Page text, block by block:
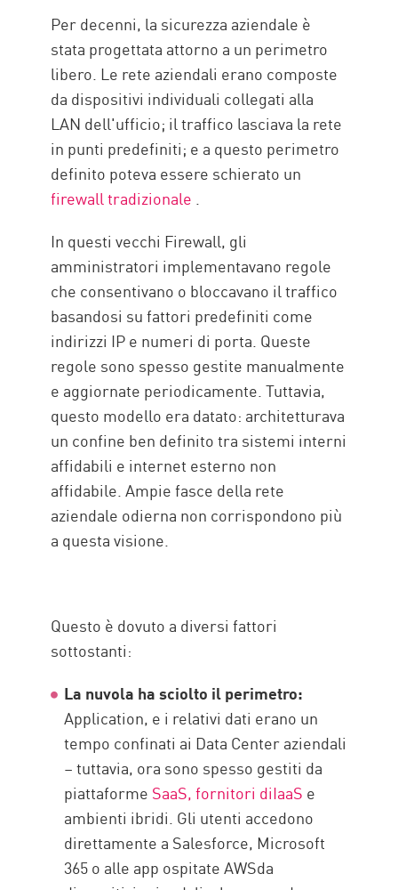
Per decenni, la sicurezza aziendale è
stata progettata attorno a un perimetro
libero. Le rete aziendali erano composte
da dispositivi individuali collegati alla
LAN dell'ufficio; il traffico lasciava la rete
in punti predefiniti; e a questo perimetro
definito poteva essere schierato un
firewall tradizionale .
In questi vecchi Firewall, gli
amministratori implementavano regole
che consentivano o bloccavano il traffico
basandosi su fattori predefiniti come
indirizzi IP e numeri di porta. Queste
regole sono spesso gestite manualmente
e aggiornate periodicamente. Tuttavia,
questo modello era datato: architetturava
un confine ben definito tra sistemi interni
affidabili e internet esterno non
affidabile. Ampie fasce della rete
aziendale odierna non corrispondono più
a questa visione.
Questo è dovuto a diversi fattori
sottostanti:
La nuvola ha sciolto il perimetro:
Application, e i relativi dati erano un
tempo confinati ai Data Center aziendali
– tuttavia, ora sono spesso gestiti da
piattaforme SaaS, fornitori diIaaS e
ambienti ibridi. Gli utenti accedono
direttamente a Salesforce, Microsoft
365 o alle app ospitate AWSda